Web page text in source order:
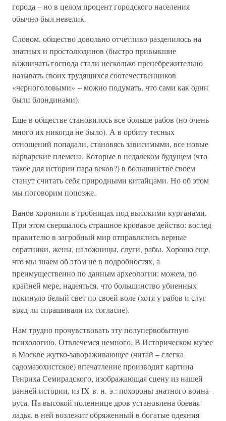
города – но в целом процент городского населения
обычно был невелик.
Словом, общество довольно отчетливо разделилось на
знатных и простолюдинов (быстро привыкшие
важничать господа стали несколько пренебрежительно
называть своих трудящихся соотечественников
«черноголовыми» – можно подумать, что сами как один
были блондинами).
Еще в обществе становилось все больше рабов (но очень
много их никогда не было). А в орбиту тесных
отношений попадали, становясь зависимыми, все новые
варварские племена. Которые в недалеком будущем (что
такое для истории пара веков?) в большинстве своем
станут считать себя природными китайцами. Но об этом
мы поговорим попозже.
Ванов хоронили в гробницах под высокими курганами.
При этом свершалось страшное кровавое действо: вослед
правителю в загробный мир отправлялись верные
соратники, жены, наложницы, слуги, рабы. Хорошо еще,
что мы знаем об этом не в подробностях, а
преимущественно по данным археологии: можем, по
крайней мере, надеяться, что большинство убиенных
покинуло белый свет по своей воле (хотя у рабов и слуг
вряд ли спрашивали их согласие).
Нам трудно прочувствовать эту полупервобытную
психологию. Отвлечемся немного. В Историческом музее
в Москве жутко-завораживающее (читай – слегка
садомазохистское) впечатление производит картина
Генриха Семирадского, изображающая сцену из нашей
ранней истории, из IX в. н. э.: похороны знатного воина-
руса. На высокой поленнице дров установлена боевая
ладья, в ней возлежит обряженный в богатые одеяния